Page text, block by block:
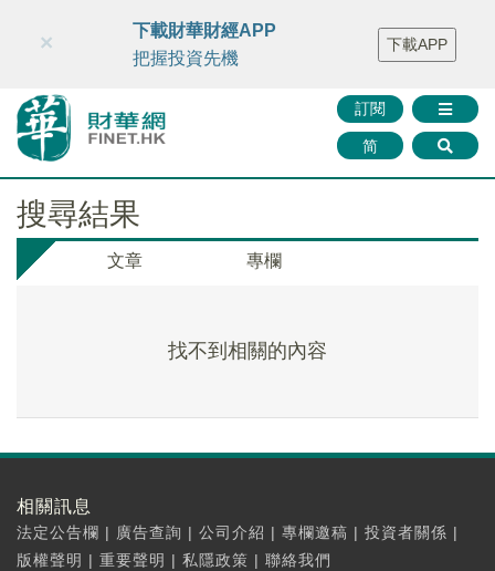
財華智庫網 FINTV FINMETA 財華證券 媒體矩陣
智庫沙龍
聯絡我們
訂閱
简
×
下載財華財經APP
把握投資先機
下載APP
搜尋結果
文章 專欄
找不到相關的內容
相關訊息
法定公告欄 | 廣告查詢 | 公司介紹 | 專欄邀稿 | 投資者關係 |
版權聲明 | 重要聲明 | 私隱政策 | 聯絡我們